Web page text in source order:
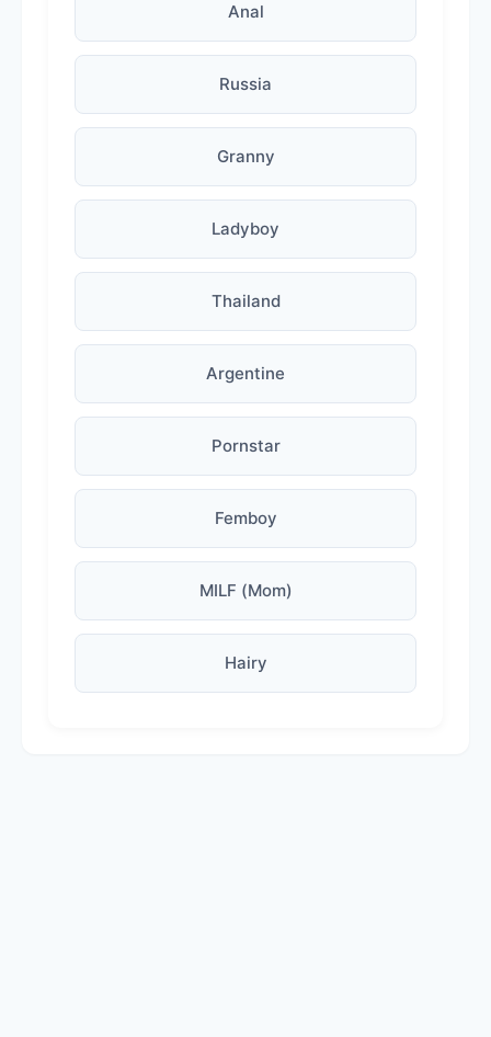
Anal
Russia
Granny
Ladyboy
Thailand
Argentine
Pornstar
Femboy
MILF (Mom)
Hairy